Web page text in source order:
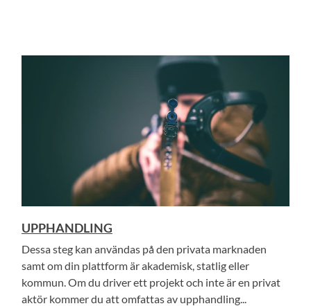
UPPHANDLING
Dessa steg kan användas på den privata marknaden
samt om din plattform är akademisk, statlig eller
kommun. Om du driver ett projekt och inte är en privat
aktör kommer du att omfattas av upphandling...